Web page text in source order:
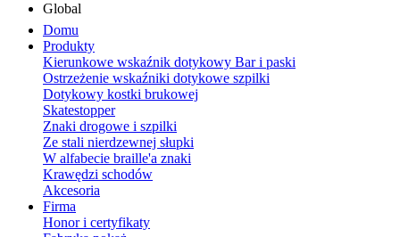
Global
Domu
Produkty
Kierunkowe wskaźnik dotykowy Bar i paski
Ostrzeżenie wskaźniki dotykowe szpilki
Dotykowy kostki brukowej
Skatestopper
Znaki drogowe i szpilki
Ze stali nierdzewnej słupki
W alfabecie braille'a znaki
Krawędzi schodów
Akcesoria
Firma
Honor i certyfikaty